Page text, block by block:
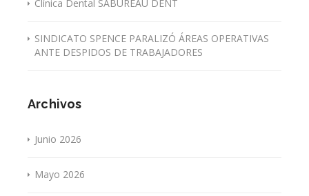
Clínica Dental SABUREAU DENT
SINDICATO SPENCE PARALIZÓ ÁREAS OPERATIVAS
ANTE DESPIDOS DE TRABAJADORES
Archivos
Junio 2026
Mayo 2026